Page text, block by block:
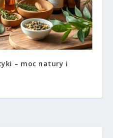
– moc natury i